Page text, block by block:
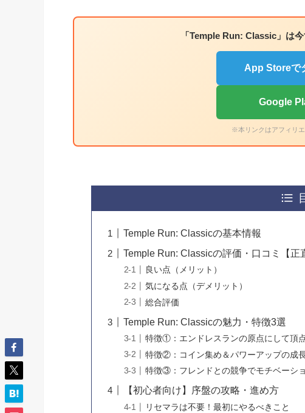
「Temple Run: Classic」は
App Storeで
Google
※本リンクはアフィリ
Temple Run: Classicの基本情報
Temple Run: Classicの評価・口コミ【正
良い点（メリット）
気になる点（デメリット）
総合評価
Temple Run: Classicの魅力・特徴3選
特徴①：エンドレスランの原点にして頂
特徴②：コイン集め＆パワーアップの成
特徴③：フレンドとの競争でモチベーシ
【初心者向け】序盤の攻略・進め方
リセマラは不要！最初にやるべきこと